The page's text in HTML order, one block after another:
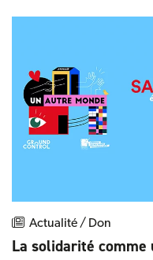
Actualité / Don
La solidarité comme